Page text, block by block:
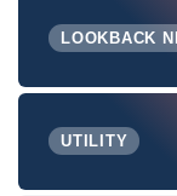
LOOKBACK
UTILITY